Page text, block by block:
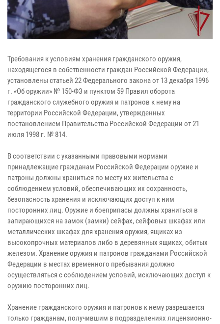
Требования к условиям хранения гражданского оружия,
находящегося в собственности граждан Российской Федерации,
установлены статьей 22 Федерального закона от 13 декабря 1996
г. «Об оружии» № 150-ФЗ и пунктом 59 Правил оборота
гражданского служебного оружия и патронов к нему на
территории Российской Федерации, утвержденных
постановлением Правительства Российской Федерации от 21
июля 1998 г. № 814.
В соответствии с указанными правовыми нормами
принадлежащие гражданам Российской Федерации оружие и
патроны должны храниться по месту их жительства с
соблюдением условий, обеспечивающих их сохранность,
безопасность хранения и исключающих доступ к ним
посторонних лиц. Оружие и боеприпасы должны храниться в
запирающихся на замок (замки) сейфах, сейфовых шкафах или
металлических шкафах для хранения оружия, ящиках из
высокопрочных материалов либо в деревянных ящиках, обитых
железом. Хранение оружия и патронов гражданами Российской
Федерации в местах временного пребывания должно
осуществляться с соблюдением условий, исключающих доступ к
оружию посторонних лиц.
Хранение гражданского оружия и патронов к нему разрешается
только гражданам, получившим в подразделениях лицензионно-